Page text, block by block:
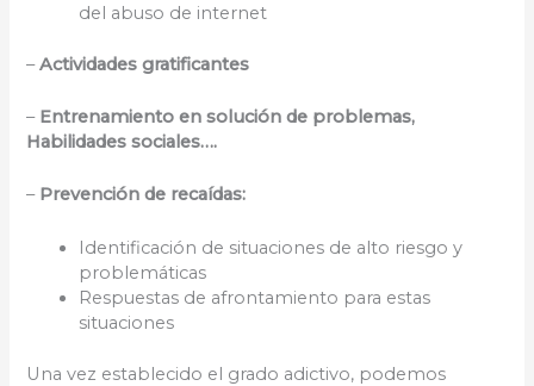
del abuso de internet
–Actividades gratificantes
– Entrenamiento en solución de problemas,
Habilidades sociales….
– Prevención de recaídas:
Identificación de situaciones de alto riesgo y
problemáticas
Respuestas de afrontamiento para estas
situaciones
Una vez establecido el grado adictivo, podemos